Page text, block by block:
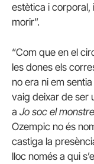
estètica i corporal,
morir”.
“Com que en el
les dones els
no era ni em
vaig deixar de ser
a Jo soc el
Ozempic no és
castiga la
lloc només a qui